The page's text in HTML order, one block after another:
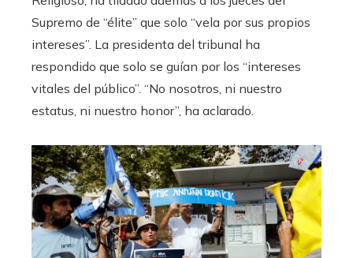
Supremo de “élite” que solo “vela por sus propios
intereses”. La presidenta del tribunal ha
respondido que solo se guían por los “intereses
vitales del público”. “No nosotros, ni nuestro
estatus, ni nuestro honor”, ha aclarado.